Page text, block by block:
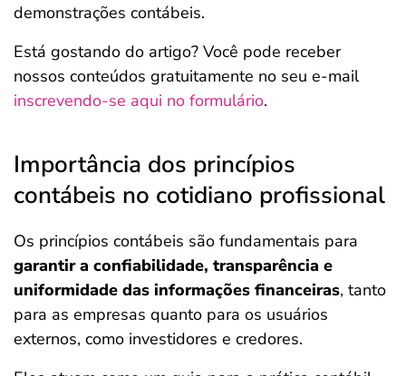
demonstrações contábeis.
Está gostando do artigo? Você pode receber
nossos conteúdos gratuitamente no seu e-mail
inscrevendo-se aqui no formulário.
Importância dos princípios
contábeis no cotidiano profissional
Os princípios contábeis são fundamentais para
garantir a confiabilidade, transparência e
uniformidade das informações financeiras, tanto
para as empresas quanto para os usuários
externos, como investidores e credores.